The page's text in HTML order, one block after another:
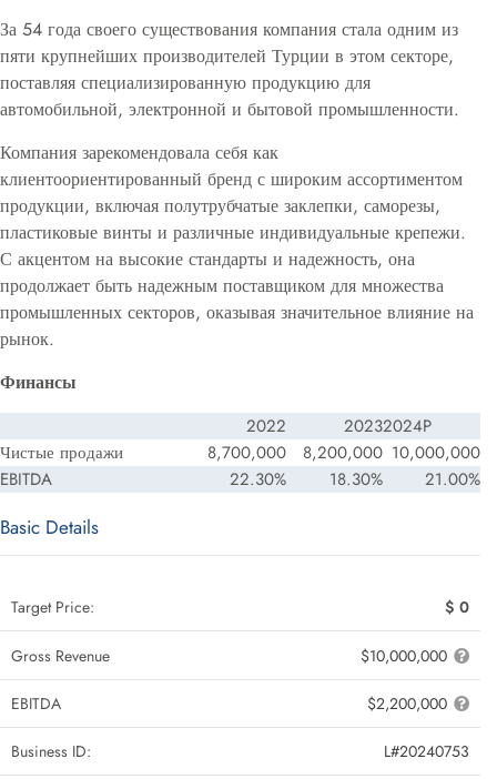
За 54 года своего существования компания стала одним из
пяти крупнейших производителей Турции в этом секторе,
поставляя специализированную продукцию для
автомобильной, электронной и бытовой промышленности.
Компания зарекомендовала себя как
клиентоориентированный бренд с широким ассортиментом
продукции, включая полутрубчатые заклепки, саморезы,
пластиковые винты и различные индивидуальные крепежи.
С акцентом на высокие стандарты и надежность, она
продолжает быть надежным поставщиком для множества
промышленных секторов, оказывая значительное влияние на
рынок.
Финансы
2022 20232024P
Чистые продажи
8,700,000 8,200,000 10,000,000
EBITDA
22.30% 18.30% 21.00%
Basic Details
Target Price: $ 0
Gross Revenue $10,000,000
EBITDA $2,200,000
Business ID: L#20240753